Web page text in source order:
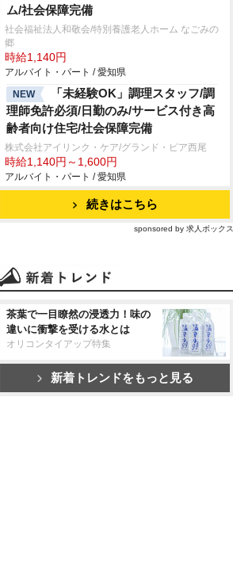
ム/社会保障完備
社会福祉法人和敬会/特別養護老人ホーム なごみの
郷
時給1,140円
アルバイト・パート / 愛知県
NEW
「未経験OK」調理スタッフ/調
理師免許必須/日勤のみ/サービス付き高
齢者向け住宅/社会保障完備
株式会社アイリンク・ケア/グランド・ピア西尾
時給1,140円～1,600円
アルバイト・パート / 愛知県
続きはこちら
sponsored by 求人ボックス
茶葉で一目瞭然の浸透力！味の
違いに衝撃を受ける水とは
オリコンタイアップ特集
新着トレンドをもっと見る